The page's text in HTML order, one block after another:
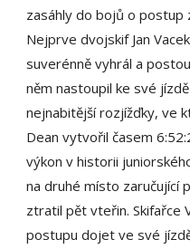
zasáhly do bojů o postup
Nejprve dvojskif Jan
suverénně vyhrál a
něm nastoupil ke své
nejnabitější rozjížďky, ve
Dean vytvořil časem
výkon v historii
na druhé místo zaručující
ztratil pět vteřin. Skifařce
postupu dojet ve své